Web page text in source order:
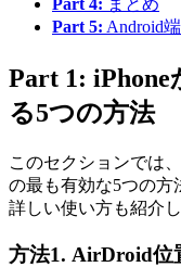
Part 4: まとめ
Part 5: Android
Part 1:
る5つの方法
このセクションでは
の最も有効な5つの方
詳しい使い方も紹介し
方法1. AirDroid位